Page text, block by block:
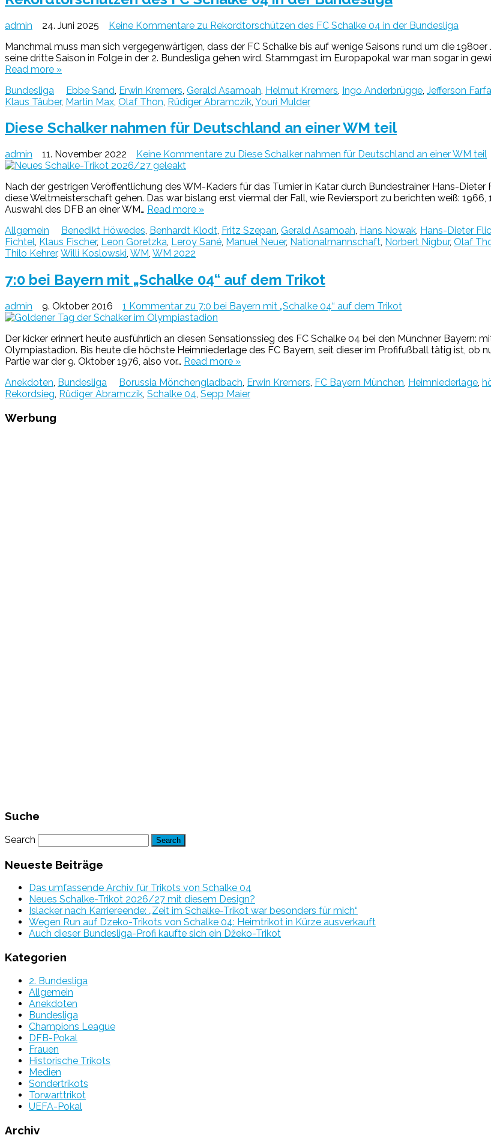
admin 24. Juni 2025 Keine Kommentare zu Rekordtorschützen des FC Schalke 04 in der Bundesliga
Manchmal muss man sich vergegenwärtigen, dass der FC Schalke bis auf wenige Saisons rund um die
seine dritte Saison in Folge in der 2. Bundesliga gehen wird. Stammgast im Europapokal war man sogar in
Read more »
Bundesliga
Ebbe Sand Erwin Kremers Gerald Asamoah Helmut Kremers Ingo Anderbrügge Jefferson
Klaus Täuber, Martin Max Olaf Thon Rüdiger Abramczik Youri Mulder
Diese Schalker nahmen für Deutschland an einer WM teil
admin 11. November 2022 Keine Kommentare zu Diese Schalker nahmen für Deutschland an einer WM teil
Nach der gestrigen Veröffentlichung des WM-Kaders für das Turnier in Katar durch Bundestrainer Hans-
diese Weltmeisterschaft gehen. Das war bislang erst viermal der Fall, wie Reviersport zu berichten weiß:
Auswahl des DFB an einer WM… Read more »
Allgemein
Benedikt Höwedes, Benhardt Klodt, Fritz Szepan, Gerald Asamoah, Hans Nowak, Hans-Dieter
Fichtel, Klaus Fischer, Leon Goretzka, Leroy Sané, Manuel Neuer, Nationalmannschaft, Norbert Nigbur, Olaf
Thilo Kehrer, Willi Koslowski, WM, WM 2022
7:0 bei Bayern mit „Schalke 04“ auf dem Trikot
admin 9. Oktober 2016 1 Kommentar zu 7:0 bei Bayern mit „Schalke 04“ auf dem Trikot
Der kicker erinnert heute ausführlich an diesen Sensationssieg des FC Schalke 04 bei den Münchner Bayern:
Olympiastadion. Bis heute die höchste Heimniederlage des FC Bayern, seit dieser im Profifußball tätig ist, ob
Partie war der 9. Oktober 1976, also vor… Read more »
Anekdoten, Bundesliga Borussia Mönchengladbach, Erwin Kremers, FC Bayern München, Heimniederlage,
Rekordsieg, Rüdiger Abramczik, Schalke 04, Sepp Maier
Werbung
Suche
Search
Neueste Beiträge
Das umfassende Archiv für Trikots von Schalke 04
Neues Schalke-Trikot 2026/27 mit diesem Design?
Islacker nach Karriereende: „Zeit im Schalke-Trikot war besonders für mich“
Wegen Run auf Dzeko-Trikots von Schalke 04: Heimtrikot in Kürze ausverkauft
Auch dieser Bundesliga-Profi kaufte sich ein Džeko-Trikot
Kategorien
2. Bundesliga
Allgemein
Anekdoten
Bundesliga
Champions League
DFB-Pokal
Frauen
Historische Trikots
Medien
Sondertrikots
Torwarttrikot
UEFA-Pokal
Archiv